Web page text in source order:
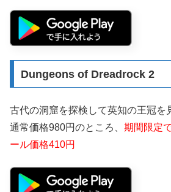
Dungeons of Dreadrock 2
古代の洞窟を探検して英知の王冠を
通常価格980円のところ、 期間限定
ール価格410円